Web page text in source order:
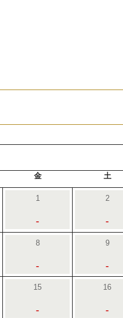
金 土
1
-
2
-
8
-
9
-
15
-
16
-